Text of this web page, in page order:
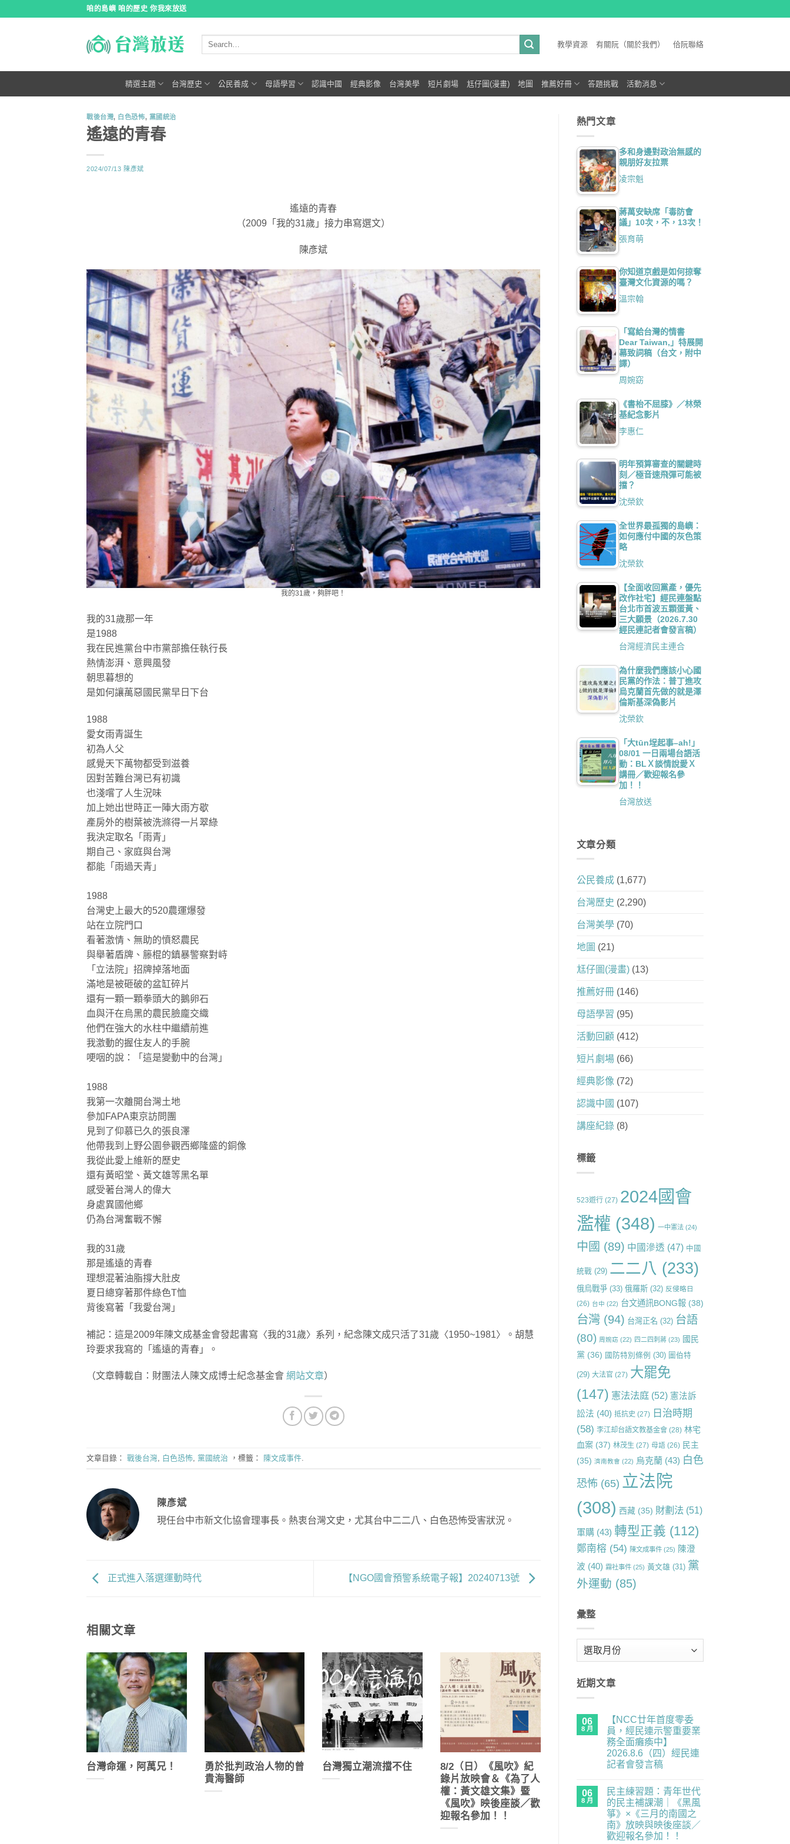
咱的島嶼 咱的歷史 你我來放送
教學資源 有關阮（關於我們） 佮阮聯絡
精選主題 台灣歷史 公民養成 母語學習 認識中國 經典影像 台灣美學 短片劇場 尪仔圖(漫畫) 地圖 推薦好冊 答題挑戰 活動消息
戰後台灣, 白色恐怖, 黨國統治
遙遠的青春
2024/07/13 陳彥斌
遙遠的青春
（2009「我的31歲」接力串寫選文）
陳彥斌
我的31歲，夠胖吧！
我的31歲那一年
是1988
我在民進黨台中市黨部擔任執行長
熱情澎湃、意興風發
朝思暮想的
是如何讓萬惡國民黨早日下台
1988
愛女雨青誕生
初為人父
感覺天下萬物都受到滋養
因對苦難台灣已有初識
也淺嚐了人生況味
加上她出世時正一陣大雨方歇
產房外的樹葉被洗滌得一片翠綠
我決定取名「雨青」
期自己、家庭與台灣
都能「雨過天青」
1988
台灣史上最大的520農運爆發
站在立院門口
看著激情、無助的憤怒農民
與舉著盾牌、籐棍的鎮暴警察對峙
「立法院」招牌掉落地面
滿地是被砸破的盆缸碎片
還有一顆一顆拳頭大的鵝卵石
血與汗在烏黑的農民臉龐交織
他們在強大的水柱中繼續前進
我激動的握住友人的手腕
哽咽的說：「這是變動中的台灣」
1988
我第一次離開台灣土地
參加FAPA東京訪問團
見到了仰慕已久的張良澤
他帶我到上野公園參觀西鄉隆盛的銅像
我從此愛上維新的歷史
還有黃昭堂、黃文雄等黑名單
感受著台灣人的偉大
身處異國他鄉
仍為台灣奮戰不懈
我的31歲
那是遙遠的青春
理想混著油脂撐大肚皮
夏日總穿著那件綠色T恤
背後寫著「我愛台灣」
補記：這是2009年陳文成基金會發起書寫〈我的31歲〉系列，紀念陳文成只活了31歲〈1950~1981〉。胡慧
玲要求我寫的「遙遠的青春」。
（文章轉載自：財團法人陳文成博士紀念基金會 網站文章）
文章目錄： 戰後台灣 白色恐怖 黨國統治 ，標籤： 陳文成事件
陳彥斌
現任台中市新文化協會理事長。熱衷台灣文史，尤其台中二二八、白色恐怖受害狀況。
正式進入落選運動時代 【NGO國會預警系統電子報】20240713號
相關文章
台灣命運，阿萬兄！
勇於批判政治人物的曾
貴海醫師
台灣獨立潮流擋不住
8/2（日）《風吹》紀
錄片放映會＆《為了人
權：黃文雄文集》暨
《風吹》映後座談／歡
迎報名參加！！
熱門文章
多和身邊對政治無感的
親朋好友拉票
凌宗魁
蔣萬安缺席「毒防會
議」10次，不，13次！
張育萌
你知道京戲是如何掠奪
臺灣文化資源的嗎？
溫宗翰
「寫給台灣的情書
Dear Taiwan,」特展開
幕致詞稿（台文，附中
譯）
周婉窈
《書枱不屈膝》／林榮
基紀念影片
李惠仁
明年預算審查的關鍵時
刻／極音速飛彈可能被
擋？
沈榮欽
全世界最孤獨的島嶼：
如何應付中國的灰色策
略
沈榮欽
【全面收回黨產，優先
改作社宅】經民連盤點
台北市首波五顆蛋黃、
三大願景（2026.7.30
經民連記者會發言稿）
台灣經濟民主連合
為什麼我們應該小心國
民黨的作法：普丁進攻
烏克蘭首先做的就是澤
倫斯基深偽影片
沈榮欽
「大tūn埕起事–ah!」
08/01 一日兩場台語活
動：BLＸ談情說愛Ｘ
講冊／歡迎報名參
加！！
台灣放送
文章分類
公民養成(1,677)
台灣歷史 (2,290)
台灣美學(70)
地圖 (21)
尪仔圖(漫畫)(13)
推薦好冊(146)
母語學習 (95)
活動回顧 (412)
短片劇場(66)
經典影像 (72)
認識中國 (107)
講座紀錄(8)
標籤
523遊行(27) 2024國會
濫權 (348) 一中憲法(24)
中國 (89) 中國滲透 (47) 中國
統戰 (29) 二二八 (233)
俄烏戰爭(33) 俄羅斯(32) 反侵略日
(26) 台中 (22) 台文通訊BONG報(38)
台灣(94) 台灣正名 (32) 台語
(80) 周婉窈 (22) 四二四刺蔣(23) 國民
黨 (36) 國防特別條例 (30) 圖伯特
(29) 大法官(27) 大罷免
(147) 憲法法庭(52) 憲法訴
訟法 (40) 抵抗史 (27) 日治時期
(58) 李江却台語文教基金會(28) 林宅
血案(37) 林茂生 (27) 母語(26) 民主
(35) 濟南教會 (22) 烏克蘭(43) 白色
恐怖 (65) 立法院
(308) 西藏(35) 財劃法(51)
軍購(43) 轉型正義 (112)
鄭南榕 (54) 陳文成事件(25) 陳澄
波 (40) 霧社事件(25) 黃文雄(31) 黨
外運動 (85)
彙整
近期文章
06
8 月
【NCC廿年首度零委
員，經民連示警重要業
務全面癱瘓中】
2026.8.6（四）經民連
記者會發言稿
廿
年
首
度
零
委
員，
留
言
06
8 月
民主練習題：青年世代
的民主補課潮｜《黑風
箏》×《三月的南國之
南》放映與映後座談／
歡迎報名參加！！